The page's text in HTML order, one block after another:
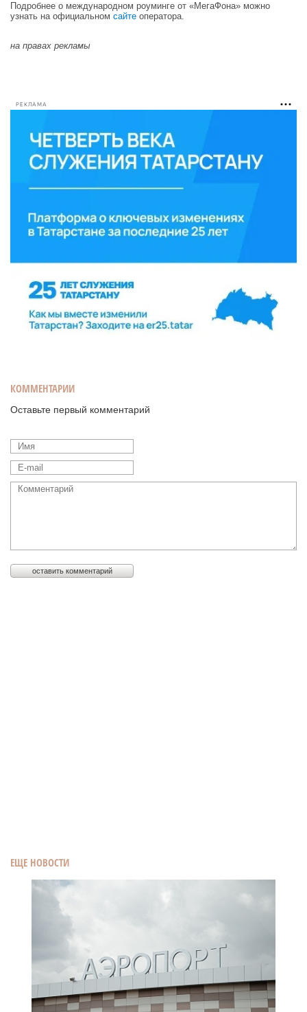
ЕЩЕ НОВОСТИ
Подробнее о международном роуминге от «МегаФона» можно
узнать на официальном сайте оператора.
на правах рекламы
РЕКЛАМА
КОММЕНТАРИИ
Оставьте первый комментарий